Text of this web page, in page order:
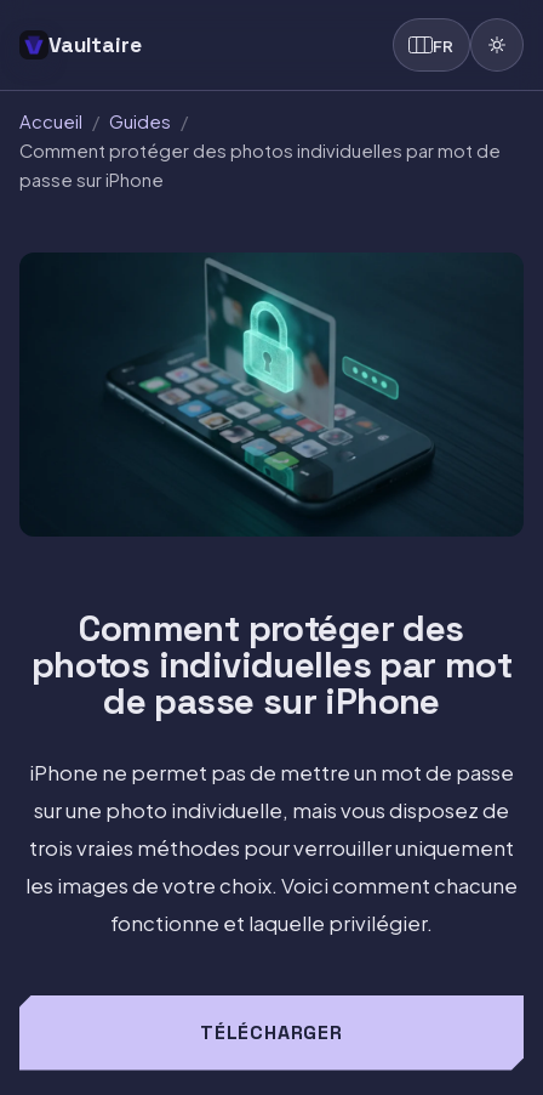
Vaultaire FR
Accueil / Guides /
Comment protéger des photos individuelles par mot de
passe sur iPhone
Comment protéger des
photos individuelles par mot
de passe sur iPhone
iPhone ne permet pas de mettre un mot de passe
sur une photo individuelle, mais vous disposez de
trois vraies méthodes pour verrouiller uniquement
les images de votre choix. Voici comment chacune
fonctionne et laquelle privilégier.
TÉLÉCHARGER